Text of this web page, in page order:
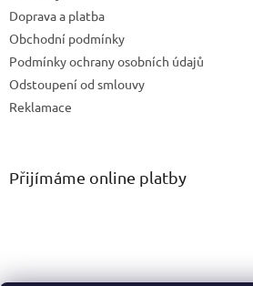
Doprava a platba
Obchodní podmínky
Podmínky ochrany osobních údajů
Odstoupení od smlouvy
Reklamace
Přijímáme online platby